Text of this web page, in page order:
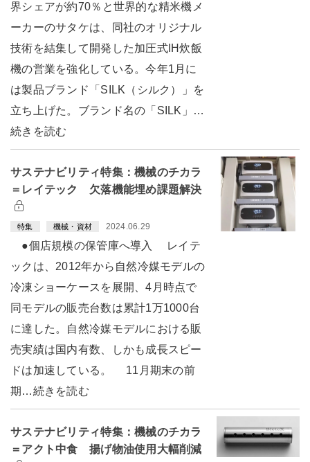
界シェアが約70％と世界的な精米機メ
ーカーのサタケは、同社のオリジナル
技術を結集して開発した加圧式IH炊飯
機の営業を強化している。今年1月に
は製品ブランド「SILK（シルク）」を
立ち上げた。ブランド名の「SILK」…
続きを読む
サステナビリティ特集：機械のチカラ
＝レイテック 欠落機能埋め課題解決
特集 機械・資材 2024.06.29
●個店規模の保管庫へ導入 レイテ
ックは、2012年から自然冷媒モデルの
冷凍ショーケースを展開、4月時点で
同モデルの販売台数は累計1万1000台
に達した。自然冷媒モデルにおける販
売実績は国内有数、しかも成長スピー
ドは加速している。 11月期末の前
期…続きを読む
サステナビリティ特集：機械のチカラ
＝アクト中食 揚げ物油使用大幅削減